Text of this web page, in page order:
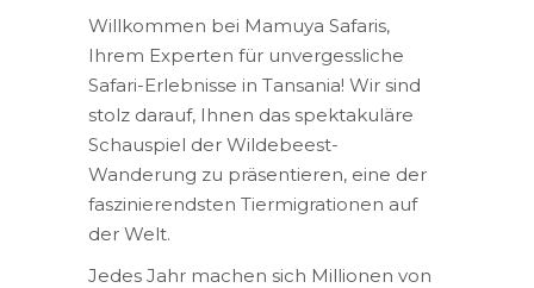
Willkommen bei Mamuya Safaris,
Ihrem Experten für unvergessliche
Safari-Erlebnisse in Tansania! Wir sind
stolz darauf, Ihnen das spektakuläre
Schauspiel der Wildebeest-
Wanderung zu präsentieren, eine der
faszinierendsten Tiermigrationen auf
der Welt.
Jedes Jahr machen sich Millionen von